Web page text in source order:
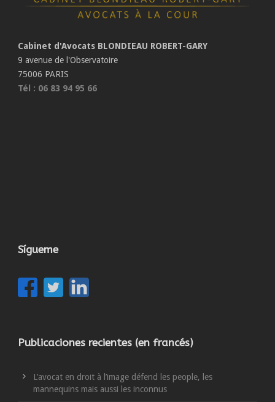
Cabinet d'Avocats BLONDIEAU ROBERT-GARY
9 avenue de l'Observatoire
75006 PARIS
Tél : 06 83 94 95 66
Sígueme
Publicaciones recientes (en francés)
L’avocat en droit à l’image défend les people, les
mannequins mais aussi les inconnus